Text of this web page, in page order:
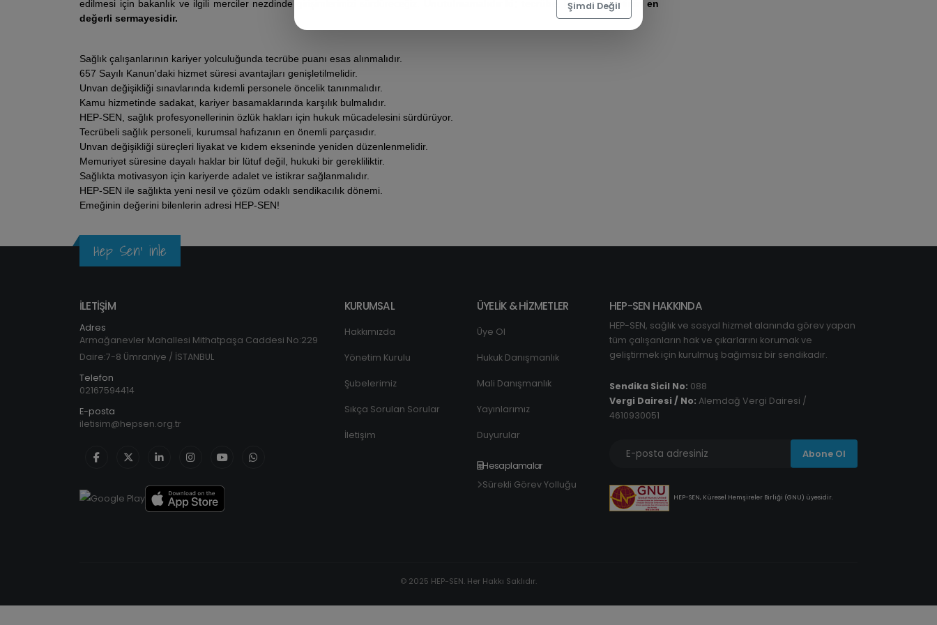
edilmesi için bakanlık ve ilgili merciler nezdinde girişimlerimizi sürdüreceğiz.
Unutulmamalıdır ki; tecrübe, kamu hizmetinin en
değerli sermayesidir.
​Sağlık çalışanlarının kariyer yolculuğunda tecrübe puanı esas alınmalıdır.
​657 Sayılı Kanun'daki hizmet süresi avantajları genişletilmelidir.
​Unvan değişikliği sınavlarında kıdemli personele öncelik tanınmalıdır.
​Kamu hizmetinde sadakat, kariyer basamaklarında karşılık bulmalıdır.
​HEP-SEN, sağlık profesyonellerinin özlük hakları için hukuk mücadelesini sürdürüyor.
​Tecrübeli sağlık personeli, kurumsal hafızanın en önemli parçasıdır.
​Unvan değişikliği süreçleri liyakat ve kıdem ekseninde yeniden düzenlenmelidir.
​Memuriyet süresine dayalı haklar bir lütuf değil, hukuki bir gerekliliktir.
​Sağlıkta motivasyon için kariyerde adalet ve istikrar sağlanmalıdır.
​HEP-SEN ile sağlıkta yeni nesil ve çözüm odaklı sendikacılık dönemi.
Emeğinin değerini bilenlerin adresi HEP-SEN!
Şimdi Değil
Hep Sen' inle
İLETİŞİM
Adres
Armağanevler Mahallesi Mithatpaşa Caddesi No:229
Daire:7-8 Ümraniye / İSTANBUL
Telefon
02167594414
E-posta
iletisim@hepsen.org.tr
KURUMSAL
Hakkımızda
Yönetim Kurulu
Şubelerimiz
Sıkça Sorulan Sorular
İletişim
ÜYELİK & HİZMETLER
Üye Ol
Hukuk Danışmanlık
Mali Danışmanlık
Yayınlarımız
Duyurular
Hesaplamalar
Sürekli Görev Yolluğu
HEP-SEN HAKKINDA
HEP-SEN, sağlık ve sosyal hizmet alanında görev yapan
tüm çalışanların hak ve çıkarlarını korumak ve
geliştirmek için kurulmuş bağımsız bir sendikadır.
Sendika Sicil No: 088
Vergi Dairesi / No: Alemdağ Vergi Dairesi /
4610930051
Abone Ol
HEP-SEN, Küresel Hemşireler Birliği (GNU) üyesidir.
© 2025 HEP-SEN. Her Hakkı Saklıdır.